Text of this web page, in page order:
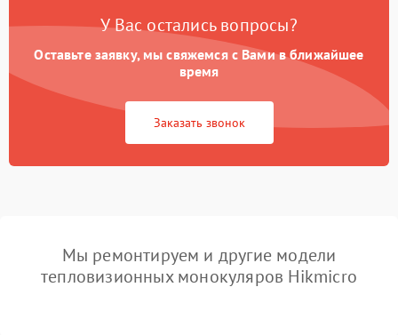
У Вас остались вопросы?
Оставьте заявку, мы свяжемся с Вами в ближайшее
время
Заказать звонок
Мы ремонтируем и другие модели
тепловизионных монокуляров Hikmicro